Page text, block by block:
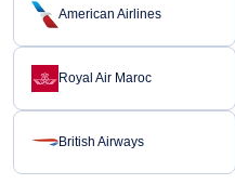
American Airlines
Royal Air Maroc
British Airways